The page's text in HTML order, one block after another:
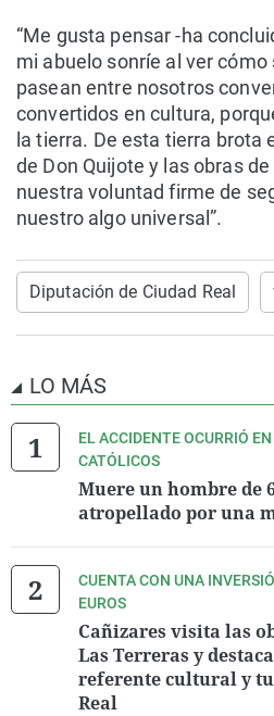
“Me gusta pensar -ha
mi abuelo sonríe al ver cómo
pasean entre nosotros
convertidos en cultura,
la tierra. De esta tierra brota
de Don Quijote y las obras
nuestra voluntad firme de
nuestro algo universal”.
Diputación de Ciudad Real
LO MÁS
EL ACCIDENTE OCURRIÓ
CATÓLICOS
Muere un hombre de
atropellado por una
CUENTA CON UNA
EUROS
Cañizares visita las
Las Terreras y
referente cultural y
Real